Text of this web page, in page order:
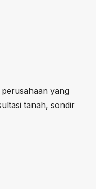
yang
tanah, sondir